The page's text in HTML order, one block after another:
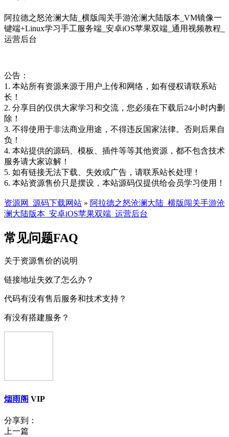
阿拉德之怒沧澜大陆_横版闯关手游沧澜大陆版本_VM镜像一
键端+Linux学习手工服务端_安卓iOS苹果双端_通用视频教程_
运营后台
公告：
1. 本站所有资源来源于用户上传和网络，如有侵权请联系站
长！
2. 分享目的仅供大家学习和交流，您必须在下载后24小时内删
除！
3. 不得使用于非法商业用途，不得违反国家法律。否则后果自
负！
4. 本站提供的源码、模板、插件等等其他资源，都不包含技术
服务请大家谅解！
5. 如有链接无法下载、失效或广告，请联系站长处理！
6. 本站资源售价只是摆设，本站源码仅提供给会员学习使用！
资源网_源码下载网站 » 阿拉德之怒沧澜大陆_横版闯关手游沧
澜大陆版本_安卓iOS苹果双端_运营后台
常见问题FAQ
关于资源售价的说明
链接地址失效了怎么办？
代码有没有售后服务和技术支持？
有没有搭建服务？
烟雨阁 VIP
分享到：
上一篇